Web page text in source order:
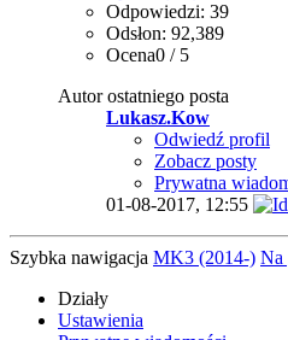
Odpowiedzi: 39
Odsłon: 92,389
Ocena0 / 5
Autor ostatniego posta
Lukasz.Kow
Odwiedź profil
Zobacz posty
Prywatna
01-08-2017, 12:55
Szybka nawigacja MK3 (2014-) Na
Działy
Ustawienia